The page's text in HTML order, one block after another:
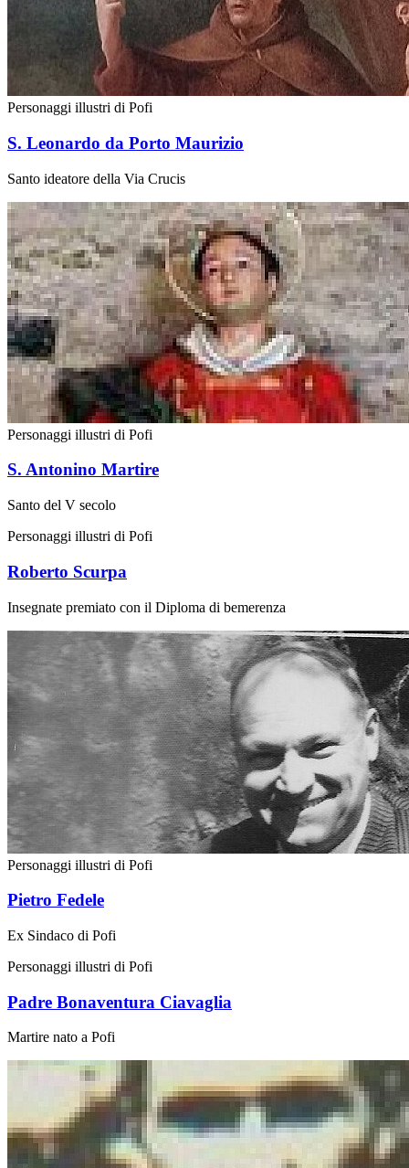
Personaggi illustri di Pofi
S. Leonardo da Porto Maurizio
Santo ideatore della Via Crucis
Personaggi illustri di Pofi
S. Antonino Martire
Santo del V secolo
Personaggi illustri di Pofi
Roberto Scurpa
Insegnate premiato con il Diploma di bemerenza
Personaggi illustri di Pofi
Pietro Fedele
Ex Sindaco di Pofi
Personaggi illustri di Pofi
Padre Bonaventura Ciavaglia
Martire nato a Pofi